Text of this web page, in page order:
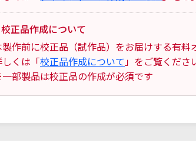
校正品作成について
作前に校正品（試作品）をお届けする有料
しくは「校正品作成について」をご覧くださ
部製品は校正品の作成が必須です